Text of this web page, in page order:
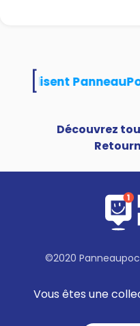
utilisent
Découvrez
©2020
Vous êtes une